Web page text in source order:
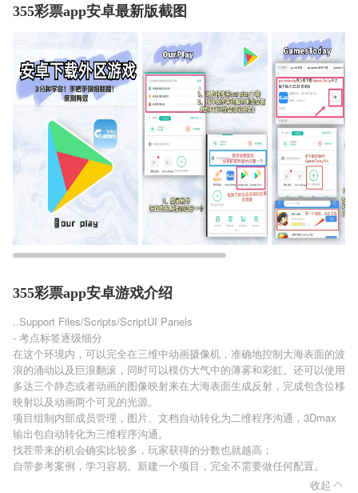
355彩票app安卓最新版截图
355彩票app安卓游戏介绍
..Support Files/Scripts/ScriptUI Panels
- 考点标签逐级细分
在这个环境内，可以完全在三维中动画摄像机，准确地控制大海表面的波
浪的涌动以及巨浪翻滚，同时可以模仿大气中的薄雾和彩虹。还可以使用
多达三个静态或者动画的图像映射来在大海表面生成反射，完成包含位移
映射以及动画两个可见的光源。
项目组制内部成员管理，图片、文档自动转化为二维程序沟通，3Dmax
输出包自动转化为三维程序沟通。
找茬带来的机会确实比较多，玩家获得的分数也就越高；
自带参考案例，学习容易。新建一个项目，完全不需要做任何配置。
收起